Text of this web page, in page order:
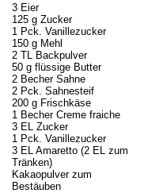
3 Eier
125 g Zucker
1 Pck. Vanillezucker
150 g Mehl
2 TL Backpulver
50 g flüssige Butter
2 Becher Sahne
2 Pck. Sahnesteif
200 g Frischkäse
1 Becher Creme fraiche
3 EL Zucker
1 Pck. Vanillezucker
3 EL Amaretto (2 EL zum
Tränken)
Kakaopulver zum
Bestäuben